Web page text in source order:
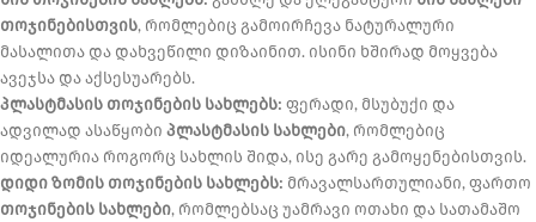
თოჯინებისთვის, რომლებიც გამოირჩევა ნატურალური
მასალითა და დახვეწილი დიზაინით. ისინი ხშირად მოყვება
ავეჯსა და აქსესუარებს.
პლასტმასის თოჯინების სახლებს: ფერადი, მსუბუქი და
ადვილად ასაწყობი პლასტმასის სახლები, რომლებიც
იდეალურია როგორც სახლის შიდა, ისე გარე გამოყენებისთვის.
დიდი ზომის თოჯინების სახლებს: მრავალსართულიანი, ფართო
თოჯინების სახლები, რომლებსაც უამრავი ოთახი და სათამაშო